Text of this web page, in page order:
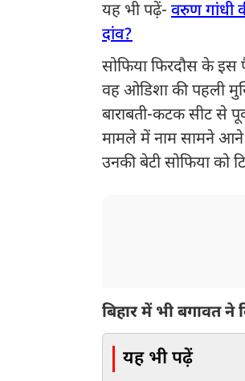
यह भी पढ़ें- वरुण गांधी
दांव?
सोफिया फिरदौस के
वह ओडिशा की पहली
बाराबती-कटक सीट से
मामले में नाम सामने आने
उनकी बेटी सोफिया को
बिहार में भी बगावत ने
यह भी पढ़ें